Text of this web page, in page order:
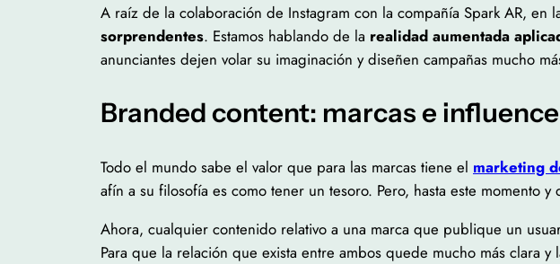
A raíz de la colaboración de Instagram con la compañía Spark AR,
sorprendentes. Estamos hablando de la realidad aumentada
anunciantes dejen volar su imaginación y diseñen campañas mucho
Branded content: marcas e
Todo el mundo sabe el valor que para las marcas tiene el marketing
afín a su filosofía es como tener un tesoro. Pero, hasta este momento
Ahora, cualquier contenido relativo a una marca que publique un
Para que la relación que exista entre ambos quede mucho más clara